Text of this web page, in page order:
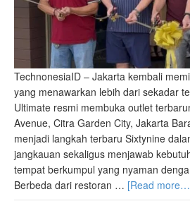
TechnonesiaID – Jakarta kembali
yang menawarkan lebih dari sekadar
Ultimate resmi membuka outlet
Avenue, Citra Garden City, Jakarta
menjadi langkah terbaru Sixtynine
jangkauan sekaligus menjawab
tempat berkumpul yang nyaman
Berbeda dari restoran … [Read